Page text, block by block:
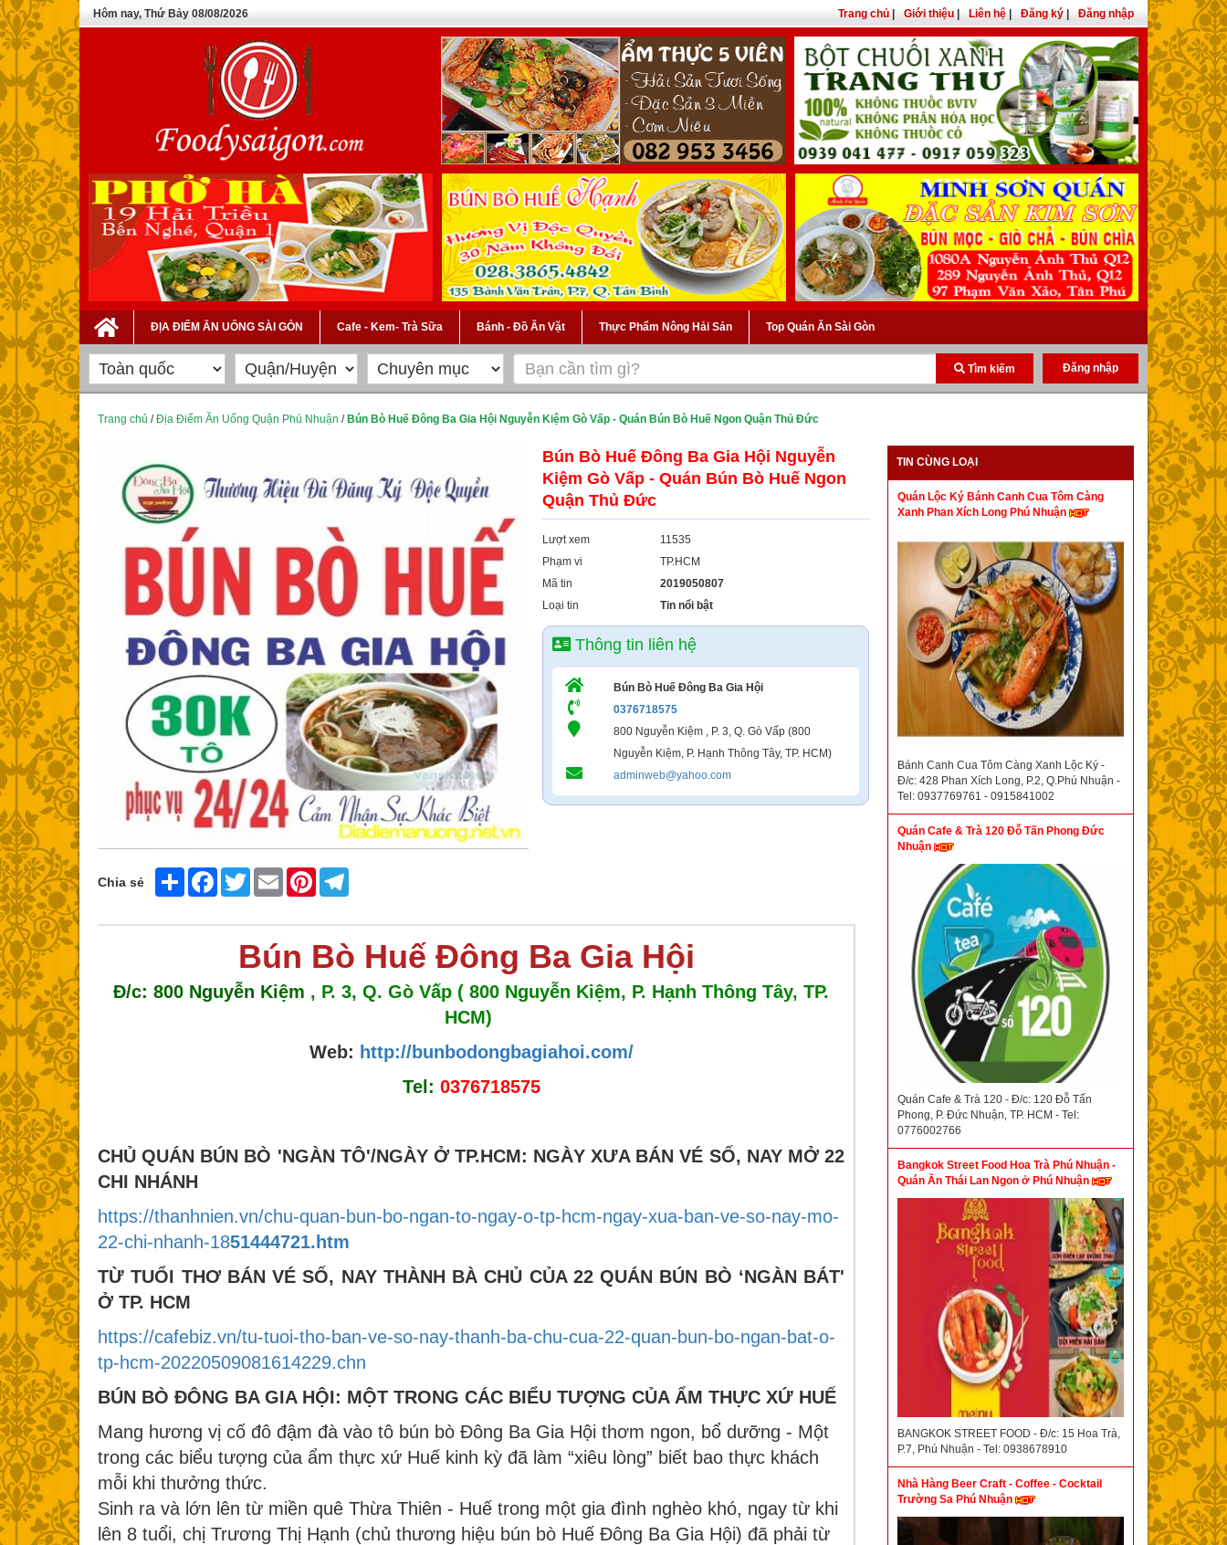
Hôm nay, Thứ Bảy 08/08/2026 Trang chủ Giới thiệu Liên hệ Đăng ký Đăng nhập
ĐỊA ĐIỂM ĂN UỐNG SÀI GÒN Cafe - Kem- Trà Sữa Bánh - Đồ Ăn Vặt Thực Phẩm Nông Hải Sản Top Quán Ăn Sài Gòn
Tìm kiếm Đăng nhập
Trang chủ /Địa Điểm Ăn Uống Quận Phú Nhuận / Bún Bò Huế Đông Ba Gia Hội Nguyễn Kiệm Gò Vấp - Quán Bún Bò Huế Ngon Quận Thủ Đức
Chia sẻ Share FacebookTwitter Email Pinterest
Bún Bò Huế Đông Ba Gia Hội Nguyễn
Kiệm Gò Vấp - Quán Bún Bò Huế Ngon
Quận Thủ Đức
Lượt xem
11535
Phạm vi
TP.HCM
Mã tin
2019050807
Loại tin
Tin nổi bật
Thông tin liên hệ
Bún Bò Huế Đông Ba Gia Hội
0376718575
800 Nguyễn Kiệm , P. 3, Q. Gò Vấp (800
Nguyễn Kiệm, P. Hạnh Thông Tây, TP. HCM)
adminweb@yahoo.com
Bún Bò Huế Đông Ba Gia Hội
Đ/c: 800 Nguyễn Kiệm , P. 3, Q. Gò Vấp ( 800 Nguyễn Kiệm, P. Hạnh Thông Tây, TP.
HCM)
Web: http://bunbodongbagiahoi.com/
Tel: 0376718575
CHỦ QUÁN BÚN BÒ 'NGÀN TÔ'/NGÀY Ở TP.HCM: NGÀY XƯA BÁN VÉ SỐ, NAY MỞ 22
CHI NHÁNH
https://thanhnien.vn/chu-quan-bun-bo-ngan-to-ngay-o-tp-hcm-ngay-xua-ban-ve-so-nay-mo-
22-chi-nhanh-1851444721.htm
TỪ TUỔI THƠ BÁN VÉ SỐ, NAY THÀNH BÀ CHỦ CỦA 22 QUÁN BÚN BÒ ‘NGÀN BÁT'
Ở TP. HCM
https://cafebiz.vn/tu-tuoi-tho-ban-ve-so-nay-thanh-ba-chu-cua-22-quan-bun-bo-ngan-bat-o-
tp-hcm-20220509081614229.chn
BÚN BÒ ĐÔNG BA GIA HỘI: MỘT TRONG CÁC BIỂU TƯỢNG CỦA ẨM THỰC XỨ HUẾ
Mang hương vị cố đô đậm đà vào tô bún bò Đông Ba Gia Hội thơm ngon, bổ dưỡng - Một
trong các biểu tượng của ẩm thực xứ Huế kinh kỳ đã làm “xiêu lòng” biết bao thực khách
mỗi khi thưởng thức.
Sinh ra và lớn lên từ miền quê Thừa Thiên - Huế trong một gia đình nghèo khó, ngay từ khi
lên 8 tuổi, chị Trương Thị Hạnh (chủ thương hiệu bún bò Huế Đông Ba Gia Hội) đã phải từ
TIN CÙNG LOẠI
Quán Lộc Ký Bánh Canh Cua Tôm Càng
Xanh Phan Xích Long Phú Nhuận
Bánh Canh Cua Tôm Càng Xanh Lộc Ký -
Đ/c: 428 Phan Xích Long, P.2, Q.Phú Nhuận -
Tel: 0937769761 - 0915841002
Quán Cafe & Trà 120 Đỗ Tấn Phong Đức
Nhuận
Quán Cafe & Trà 120 - Đ/c: 120 Đỗ Tấn
Phong, P. Đức Nhuận, TP. HCM - Tel:
0776002766
Bangkok Street Food Hoa Trà Phú Nhuận -
Quán Ăn Thái Lan Ngon ở Phú Nhuận
BANGKOK STREET FOOD - Đ/c: 15 Hoa Trà,
P.7, Phú Nhuận - Tel: 0938678910
Nhà Hàng Beer Craft - Coffee - Cocktail
Trường Sa Phú Nhuận